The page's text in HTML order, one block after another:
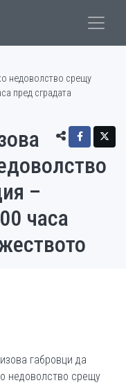
недоволство срещу
пред сградата
–
часа
габровци да
недоволство срещу